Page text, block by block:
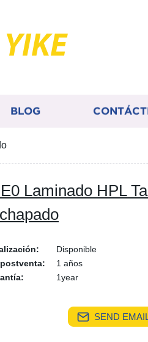
YIKE
BLOG
Laminado HPL
Disponible
1 años
1year
SEND